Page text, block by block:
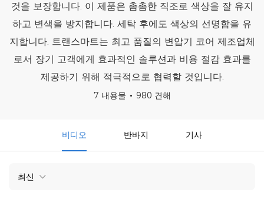
것을 보장합니다. 이 제품은 촘촘한 직조로 색상을 잘 유지
하고 변색을 방지합니다. 세탁 후에도 색상의 선명함을 유
지합니다. 트랜스마트는 최고 품질의 변압기 코어 제조업체
로서 장기 고객에게 효과적인 솔루션과 비용 절감 효과를
제공하기 위해 적극적으로 협력할 것입니다.
7 내용물 980 견해
비디오 반바지 기사
최신